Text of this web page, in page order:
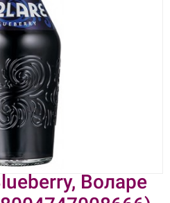
Воларе